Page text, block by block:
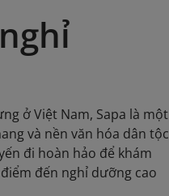
ở Việt Nam, Sapa là một
và nền văn hóa dân tộc
đi hoàn hảo để khám
đến nghỉ dưỡng cao